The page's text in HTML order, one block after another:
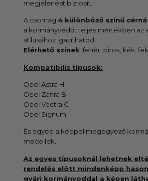
megjelenést biztosít.
A csomag 4 különböző színű
a kormányvédőt teljes mértékben az
stílusához igazíthatod.
Elérhető színek: fehér, piros, kék,
Kompatibilis típusok:
Opel Astra H
Opel Zafira B
Opel Vectra C
Opel Signum
És egyéb a képpel megegyező
modellek.
Az egyes típusoknál lehetnek
rendelés elött mindenképp
gyári kormányoddal a képen